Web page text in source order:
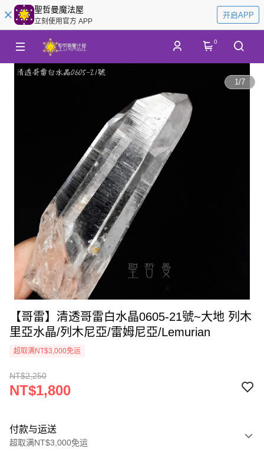
聖哲曼魔法屋
立刻使用官方 APP
开启APP
0
1/7
【哥雷】清透哥雷白水晶0605-21號~大地 列木
里亞水晶/列木尼亞/雷姆尼亞/Lemurian
超取满NT$3,000免运
NT$2,250
NT$1,800
付款与运送
超取满NT$3,000免运